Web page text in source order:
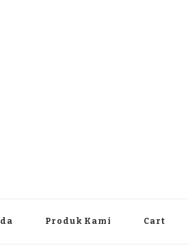
Produk Kami Cart